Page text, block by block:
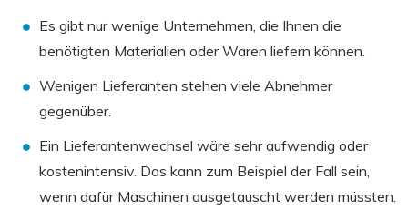
Es gibt nur wenige Unternehmen, die Ihnen die
benötigten Materialien oder Waren liefern können.
Wenigen Lieferanten stehen viele Abnehmer
gegenüber.
Ein Lieferantenwechsel wäre sehr aufwendig oder
kostenintensiv. Das kann zum Beispiel der Fall sein,
wenn dafür Maschinen ausgetauscht werden müssten.